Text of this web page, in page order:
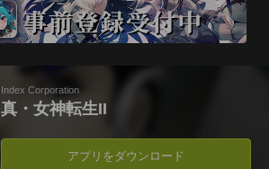
Index Corporation
真・女神転生II
アプリをダウンロード